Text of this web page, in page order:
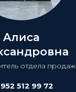
Алиса
отдела продаж
512 99 72